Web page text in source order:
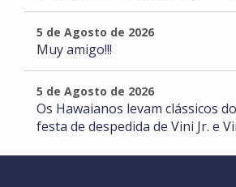
5 de Agosto de 2026
Muy amigo!!!
5 de Agosto de 2026
Os Hawaianos levam clássicos
festa de despedida de Vini Jr. e